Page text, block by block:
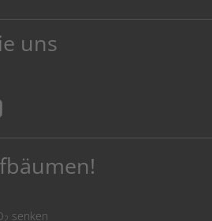
Garantieauf Toner und Tinte
Drucker.
dadurch Abfallvermeidung.
& Toner ruhig da, wo Ihre Kinder einen
schonen.
uns
senken